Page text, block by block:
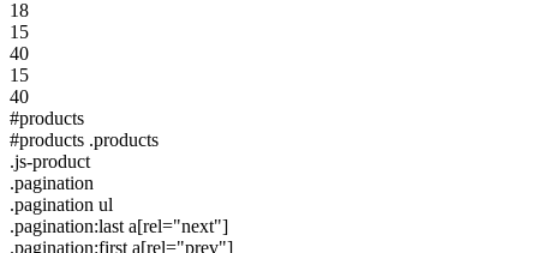
18
15
40
15
40
#products
#products .products
.js-product
.pagination
.pagination ul
.pagination:last a[rel="next"]
.pagination:first a[rel="prev"]